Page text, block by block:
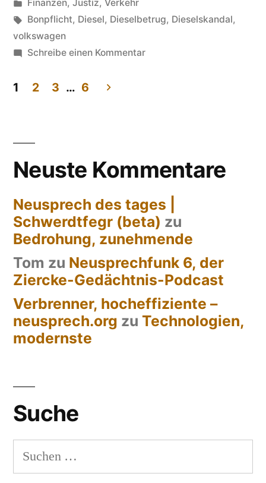
in
Finanzen, Justiz, Verkehr
Schlagwörter:
Bonpflicht, Diesel, Dieselbetrug, Dieselskandal,
volkswagen
Schreibe einen Kommentarzu
der
Beiträge
1 2 3 … 6
Neuste Kommentare
Neusprech des tages |
Schwerdtfegr (beta) zu
Bedrohung, zunehmende
Tom zu Neusprechfunk 6, der
Ziercke-Gedächtnis-Podcast
Verbrenner, hocheffiziente –
neusprech.org zu Technologien,
modernste
Suche
Suchen
nach: